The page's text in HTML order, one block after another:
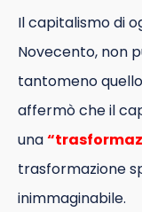
Il capitalismo di
Novecento, non
tantomeno
affermò che il
una
trasformazione
inimmaginabile.